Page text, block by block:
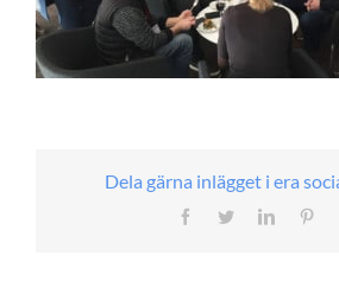
Dela gärna inlägget i era
FacebookTwitterLinkedIn